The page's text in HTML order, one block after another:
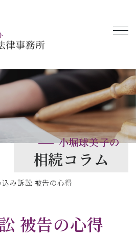
小堀球美子の
相続コラム
込み訴訟 被告の心得
被告の心得